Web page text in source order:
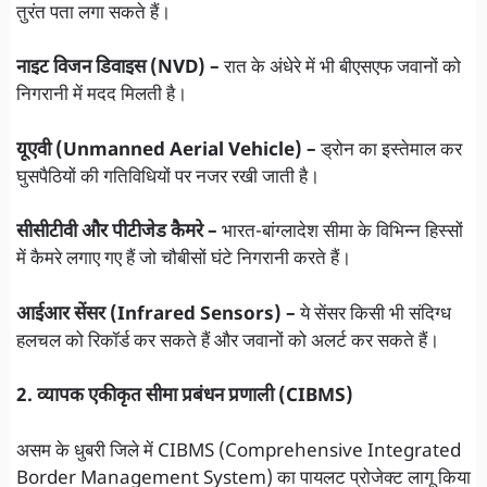
तुरंत पता लगा सकते हैं।
नाइट विजन डिवाइस (NVD) –रात के अंधेरे में भी बीएसएफ जवानों को
निगरानी में मदद मिलती है।
यूएवी (Unmanned Aerial Vehicle) –ड्रोन का इस्तेमाल कर
घुसपैठियों की गतिविधियों पर नजर रखी जाती है।
सीसीटीवी और पीटीजेड कैमरे – भारत-बांग्लादेश सीमा के विभिन्न हिस्सों
में कैमरे लगाए गए हैं जो चौबीसों घंटे निगरानी करते हैं।
आईआर सेंसर (Infrared Sensors) –ये सेंसर किसी भी संदिग्ध
हलचल को रिकॉर्ड कर सकते हैं और जवानों को अलर्ट कर सकते हैं।
2. व्यापक एकीकृत सीमा प्रबंधन प्रणाली (CIBMS)
असम के धुबरी जिले में CIBMS (Comprehensive Integrated
Border Management System) का पायलट प्रोजेक्ट लागू किया